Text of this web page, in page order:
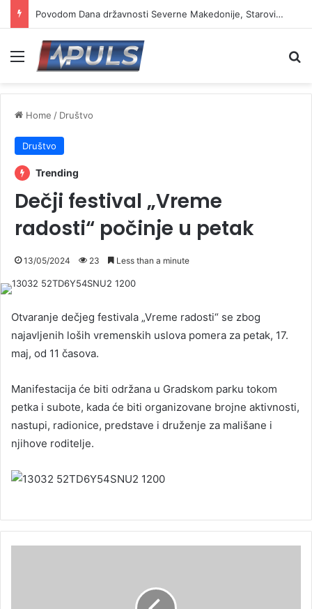
Povodom Dana državnosti Severne Makedonije, Starović i Toškovski u manastiru Prohor Pčinjski
Menu
Home / Društvo
Društvo
Trending
Dečji festival „Vreme
radosti“ počinje u petak
13/05/2024 23 Less than a minute
Otvaranje dečjeg festivala „Vreme radosti“ se zbog
najavljenih loših vremenskih uslova pomera za petak, 17.
maj, od 11 časova.
Manifestacija će biti održana u Gradskom parku tokom
petka i subote, kada će biti organizovane brojne aktivnosti,
nastupi, radionice, predstave i druženje za mališane i
njihove roditelje.